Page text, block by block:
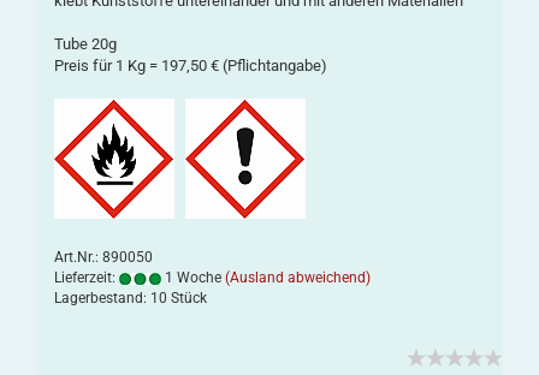
Tube 20g
Preis für 1 Kg = 197,50 € (Pflichtangabe)
Art.Nr.: 890050
Lieferzeit:
1 Woche (Ausland abweichend)
Lagerbestand: 10 Stück